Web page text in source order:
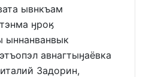
ывнкъам
ӈроӄ
ыннанванвык
авнагтыӈаёвка
Задорин,